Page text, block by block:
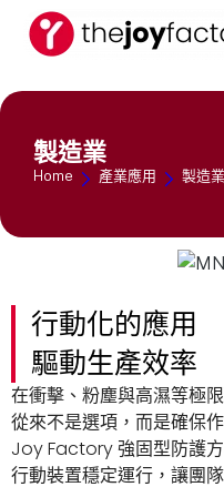
製造業
Home 產業應用 製造業
行動化的應用
驅動生產效率
在衝擊、粉塵與高濕等極
從來不是選項，而是確保
Joy Factory 強固型防護
行動裝置穩定運行，讓團